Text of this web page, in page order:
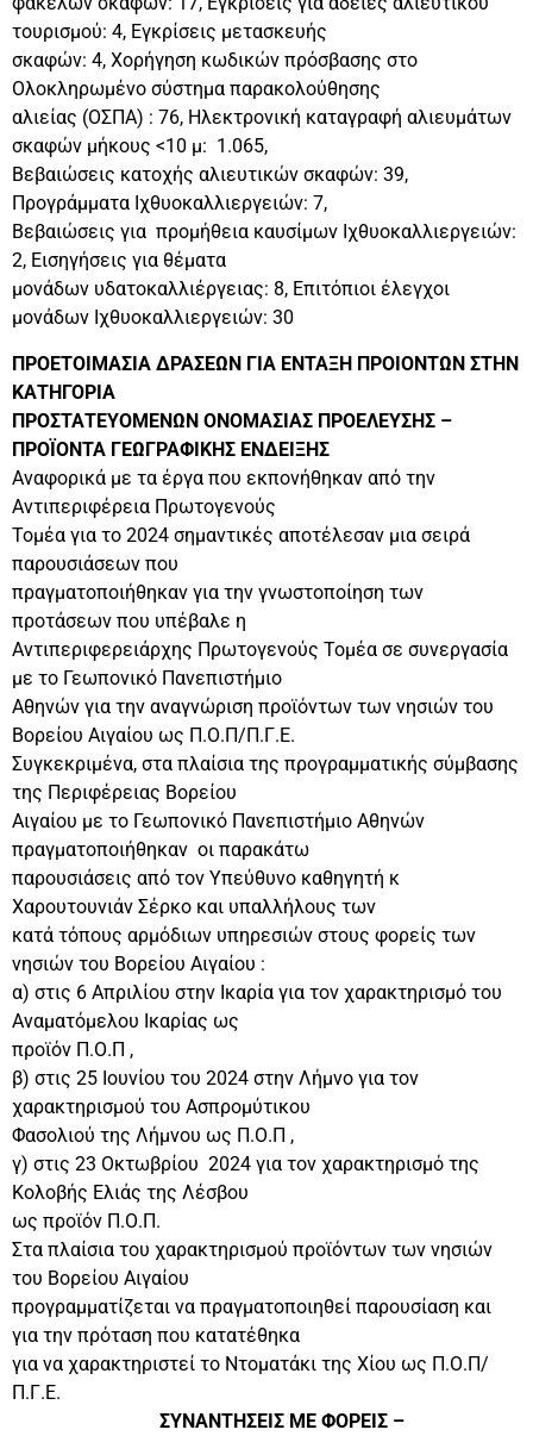
τουρισμού: 4, Εγκρίσεις μετασκευής
σκαφών: 4, Χορήγηση κωδικών πρόσβασης στο
Ολοκληρωμένο σύστημα παρακολούθησης
αλιείας (ΟΣΠΑ) : 76, Ηλεκτρονική καταγραφή αλιευμάτων
σκαφών μήκους <10 μ: 1.065,
Βεβαιώσεις κατοχής αλιευτικών σκαφών: 39,
Προγράμματα Ιχθυοκαλλιεργειών: 7,
Βεβαιώσεις για προμήθεια καυσίμων Ιχθυοκαλλιεργειών:
2, Εισηγήσεις για θέματα
μονάδων υδατοκαλλιέργειας: 8, Επιτόπιοι έλεγχοι
μονάδων Ιχθυοκαλλιεργειών: 30
ΠΡΟΕΤΟΙΜΑΣΙΑ ΔΡΑΣΕΩΝ ΓΙΑ ΕΝΤΑΞΗ ΠΡΟΙΟΝΤΩΝ ΣΤΗΝ
ΚΑΤΗΓΟΡΙΑ
ΠΡΟΣΤΑΤΕΥΟΜΕΝΩΝ ΟΝΟΜΑΣΙΑΣ ΠΡΟΕΛΕΥΣΗΣ –
ΠΡΟΪΟΝΤΑ ΓΕΩΓΡΑΦΙΚΗΣ ΕΝΔΕΙΞΗΣ
Αναφορικά με τα έργα που εκπονήθηκαν από την
Αντιπεριφέρεια Πρωτογενούς
Τομέα για το 2024 σημαντικές αποτέλεσαν μια σειρά
παρουσιάσεων που
πραγματοποιήθηκαν για την γνωστοποίηση των
προτάσεων που υπέβαλε η
Αντιπεριφερειάρχης Πρωτογενούς Τομέα σε συνεργασία
με το Γεωπονικό Πανεπιστήμιο
Αθηνών για την αναγνώριση προϊόντων των νησιών του
Βορείου Αιγαίου ως Π.Ο.Π/Π.Γ.Ε.
Συγκεκριμένα, στα πλαίσια της προγραμματικής σύμβασης
της Περιφέρειας Βορείου
Αιγαίου με το Γεωπονικό Πανεπιστήμιο Αθηνών
πραγματοποιήθηκαν οι παρακάτω
παρουσιάσεις από τον Υπεύθυνο καθηγητή κ
Χαρουτουνιάν Σέρκο και υπαλλήλους των
κατά τόπους αρμόδιων υπηρεσιών στους φορείς των
νησιών του Βορείου Αιγαίου :
α) στις 6 Απριλίου στην Ικαρία για τον χαρακτηρισμό του
Αναματόμελου Ικαρίας ως
προϊόν Π.Ο.Π ,
β) στις 25 Ιουνίου του 2024 στην Λήμνο για τον
χαρακτηρισμού του Ασπρομύτικου
Φασολιού της Λήμνου ως Π.Ο.Π ,
γ) στις 23 Οκτωβρίου 2024 για τον χαρακτηρισμό της
Κολοβής Ελιάς της Λέσβου
ως προϊόν Π.Ο.Π.
Στα πλαίσια του χαρακτηρισμού προϊόντων των νησιών
του Βορείου Αιγαίου
προγραμματίζεται να πραγματοποιηθεί παρουσίαση και
για την πρόταση που κατατέθηκα
για να χαρακτηριστεί το Ντοματάκι της Χίου ως Π.Ο.Π/
Π.Γ.Ε.
ΣΥΝΑΝΤΗΣΕΙΣ ΜΕ ΦΟΡΕΙΣ –